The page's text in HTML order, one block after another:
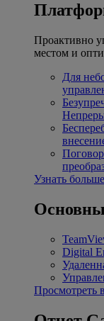
Проактивно
местом и
Для
Узнать
Digital
Просмотреть